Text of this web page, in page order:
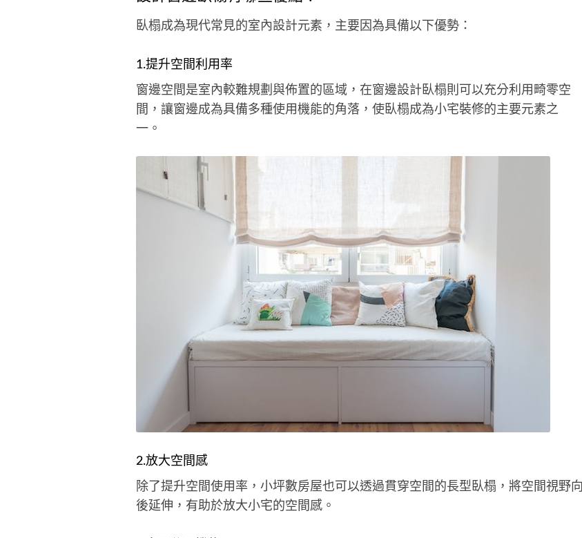
臥榻成為現代常見的室內設計元素，主要因為具備以下優勢：
1.提升空間利用率
窗邊空間是室內較難規劃與佈置的區域，在窗邊設計臥榻則可以充分利用畸零空
間，讓窗邊成為具備多種使用機能的角落，使臥榻成為小宅裝修的主要元素之
一。
2.放大空間感
除了提升空間使用率，小坪數房屋也可以透過貫穿空間的長型臥榻，將空間視野向
後延伸，有助於放大小宅的空間感。